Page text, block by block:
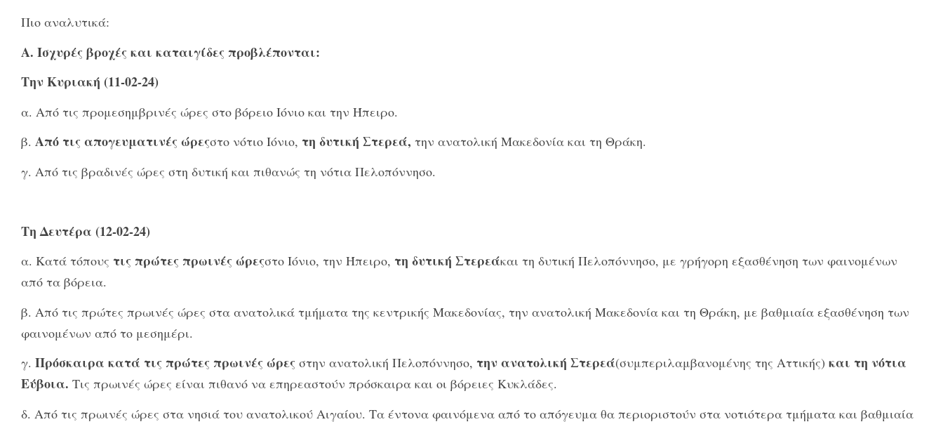
Πιο αναλυτικά:
Α. Ισχυρές βροχές και καταιγίδες προβλέπονται:
Την Κυριακή (11-02-24)
α. Από τις προμεσημβρινές ώρες στο βόρειο Ιόνιο και την Ήπειρο.
β. Από τις απογευματινές ώρεςστο νότιο Ιόνιο, τη δυτική Στερεά, την ανατολική Μακεδονία και τη Θράκη.
γ. Από τις βραδινές ώρες στη δυτική και πιθανώς τη νότια Πελοπόννησο.
Τη Δευτέρα (12-02-24)
α. Κατά τόπους τις πρώτες πρωινές ώρεςστο Ιόνιο, την Ήπειρο, τη δυτική Στερεάκαι τη δυτική Πελοπόννησο, με γρήγορη εξασθένηση των φαινομένων
από τα βόρεια.
β. Από τις πρώτες πρωινές ώρες στα ανατολικά τμήματα της κεντρικής Μακεδονίας, την ανατολική Μακεδονία και τη Θράκη, με βαθμιαία εξασθένηση των
φαινομένων από το μεσημέρι.
γ. Πρόσκαιρα κατά τις πρώτες πρωινές ώρες στην ανατολική Πελοπόννησο, την ανατολική Στερεά(συμπεριλαμβανομένης της Αττικής) και τη νότια
Εύβοια. Τις πρωινές ώρες είναι πιθανό να επηρεαστούν πρόσκαιρα και οι βόρειες Κυκλάδες.
δ. Από τις πρωινές ώρες στα νησιά του ανατολικού Αιγαίου. Τα έντονα φαινόμενα από το απόγευμα θα περιοριστούν στα νοτιότερα τμήματα και βαθμιαία